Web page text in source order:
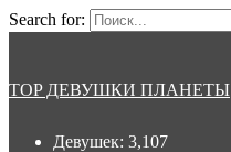
Search for:
TOP ДЕВУШКИ ПЛАНЕТЫ
Девушек: 3,107